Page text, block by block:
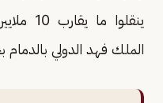
الملك فهد الدولي بالدمام